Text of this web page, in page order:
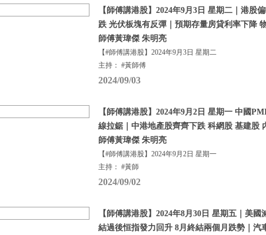
【師傅講港股】2024年9月3日 星期二｜港股
跌 光伏板塊有反彈｜預期存量房貸利率下降
師傅黃瑋傑 朱明亮
【#師傅講港股】2024年9月3日 星期二
主持： #黃師傅
2024/09/03
【師傅講港股】2024年9月2日 星期一 中國
線拉鋸｜中港地產股齊齊下跌 科網股 基建股
師傅黃瑋傑 朱明亮
【#師傅講港股】2024年9月2日 星期一
主持： #黃師
2024/09/02
【師傅講港股】2024年8月30日 星期五｜美
結過後恒指發力回升 8月終結兩個月跌勢｜汽